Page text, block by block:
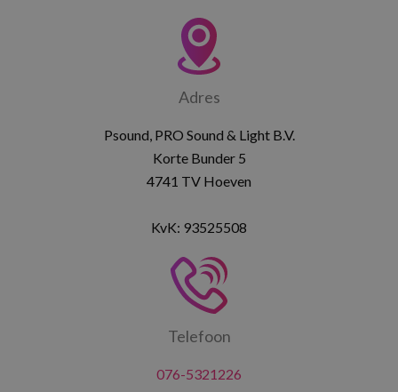
Adres
Psound, PRO Sound & Light B.V.
Korte Bunder 5
4741 TV Hoeven
KvK: 93525508
Telefoon
076-5321226